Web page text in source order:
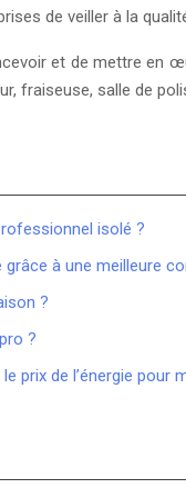
de veiller à la
et de mettre en
fraiseuse, salle de
isolé ?
à une meilleure
?
?
prix de l’énergie pour